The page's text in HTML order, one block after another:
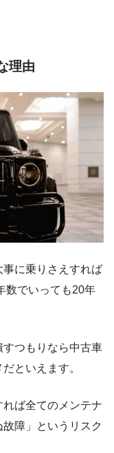
理由
に乗りさえすれば
数でいっても20年
つもりなら中古車
といえます。
ば全てのメンテナ
障」というリスク